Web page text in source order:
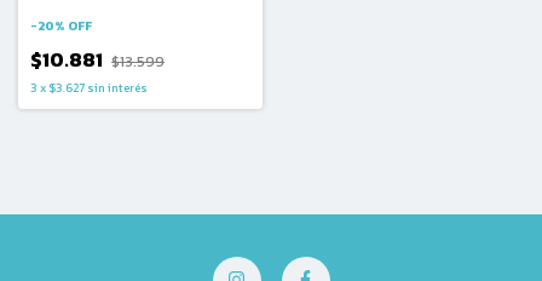
-20% OFF
$10.881 $13.599
3 x $3.627 sin interés